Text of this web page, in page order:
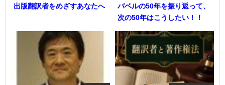
出版翻訳者をめざすあなたへ
バベルの50年を振り返って、
次の50年はこうしたい！！